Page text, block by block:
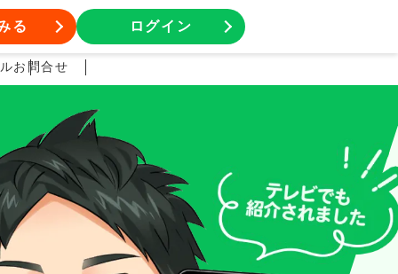
る ログイン
お問合せ
ステップ配信
レッスン予約
スクール形式の予約を簡単管理
クロス分析
通知設定